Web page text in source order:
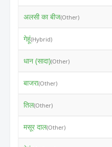
अलसी का बीज(Other)
गेहूं(Hybrid)
धान (सादा)(Other)
बाजरा(Other)
तिल(Other)
मसूर दाल(Other)